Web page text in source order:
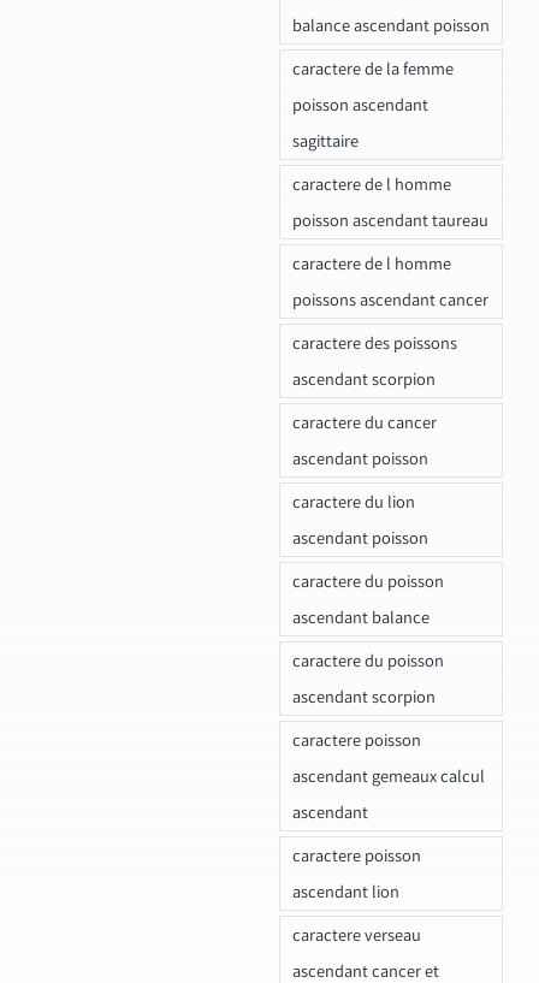
balance ascendant poisson
caractere de la femme
poisson ascendant
sagittaire
caractere de l homme
poisson ascendant taureau
caractere de l homme
poissons ascendant cancer
caractere des poissons
ascendant scorpion
caractere du cancer
ascendant poisson
caractere du lion
ascendant poisson
caractere du poisson
ascendant balance
caractere du poisson
ascendant scorpion
caractere poisson
ascendant gemeaux calcul
ascendant
caractere poisson
ascendant lion
caractere verseau
ascendant cancer et